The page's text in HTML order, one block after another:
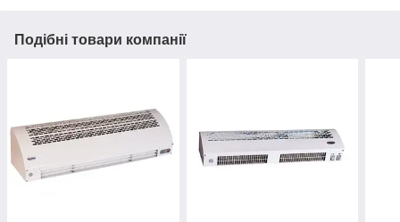
Подібні товари компанії